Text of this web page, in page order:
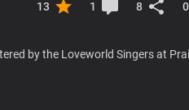
0
8
1
13
by the Loveworld Singers at